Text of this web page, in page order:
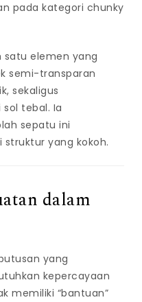
pada kategori chunky
satu elemen yang
semi-transparan
sekaligus
tebal. Ia
sepatu ini
yang kokoh.
dalam
yang
kepercayaan
memiliki “bantuan”